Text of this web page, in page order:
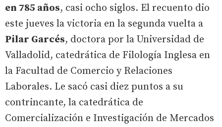
en 785 años, casi ocho siglos. El recuento dio
este jueves la victoria en la segunda vuelta a
Pilar Garcés, doctora por la Universidad de
Valladolid, catedrática de Filología Inglesa en
la Facultad de Comercio y Relaciones
Laborales. Le sacó casi diez puntos a su
contrincante, la catedrática de
Comercialización e Investigación de Mercados